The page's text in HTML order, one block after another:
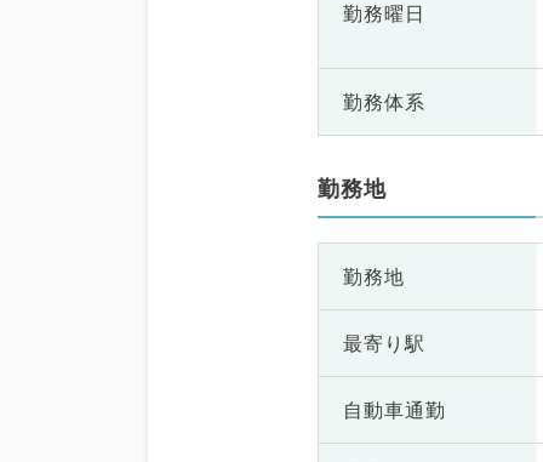
勤務曜日
勤務体系
勤務地
勤務地
最寄り駅
自動車通勤